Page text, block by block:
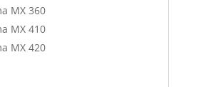
MX 360
MX 410
MX 420